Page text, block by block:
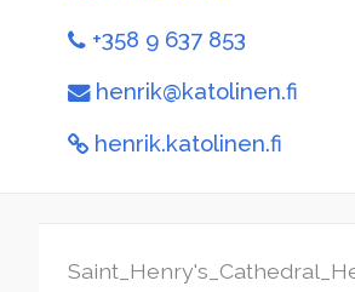
+358 9 637 853
henrik@katolinen.fi
henrik.katolinen.fi